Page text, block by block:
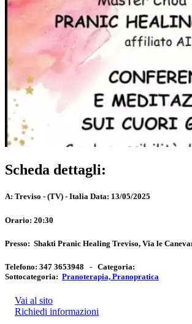
Scheda dettagli:
A: Treviso - (TV) - Italia Data: 13/05/2025
Orario: 20:30
Presso: Shakti Pranic Healing Treviso, Via le
Telefono: 347 3653948 - Categoria:
Sottocategoria: Pranoterapia, Pranopratica
Vai al sito
Richiedi informazioni